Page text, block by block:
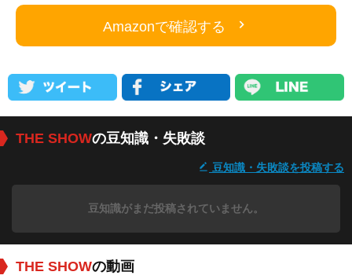
Amazonで確認する
THE SHOWの豆知識・失敗談
豆知識・失敗談を投稿する
豆知識がまだ投稿されていません。
THE SHOWの動画